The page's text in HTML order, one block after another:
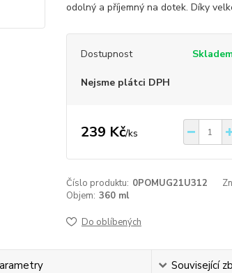
odolný a příjemný na dotek. Díky
Dostupnost
Nejsme plátci DPH
239 Kč/ks
Číslo produktu: 0POMUG21U312
Objem: 360 ml
Do oblíbených
Související